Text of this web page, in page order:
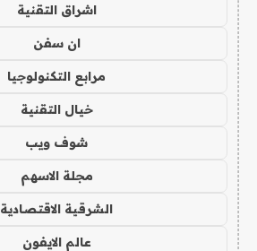
اشراق التقنية
ان سفن
مرابع التكنولوجيا
خيال التقنية
شوف ويب
مجلة الاسهم
الشرقية الاقتصادية
عالم الايفون